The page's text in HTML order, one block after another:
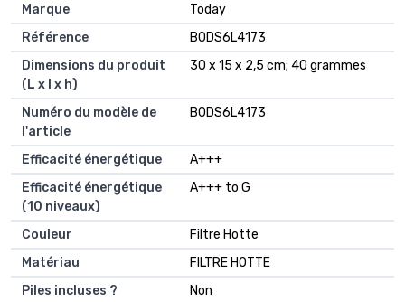
Marque
‎Today
Référence
‎B0DS6L4173
Dimensions du produit
(L x l x h)
‎30 x 15 x 2,5 cm; 40 grammes
Numéro du modèle de
l'article
‎B0DS6L4173
Efficacité énergétique
‎A+++
Efficacité énergétique
(10 niveaux)
‎A+++ to G
Couleur
‎Filtre Hotte
Matériau
‎FILTRE HOTTE
Piles incluses ?
‎Non